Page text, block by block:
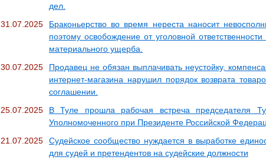
дел.
31.07.2025
Браконьерство во время нереста наносит
поэтому освобождение от уголовной
материального ущерба.
30.07.2025
Продавец не обязан выплачивать неустойку,
интернет-магазина нарушил порядок возврата
соглашении.
25.07.2025
В Туле прошла рабочая встреча председателя
Уполномоченного при Президенте Российской
21.07.2025
Судейское сообщество нуждается в выработке
для судей и претендентов на судейские должности